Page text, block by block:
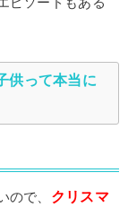
供って本当に
ので、 クリスマ